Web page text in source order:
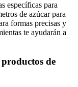
específicas para
de azúcar para
formas precisas y
te ayudarán a
de